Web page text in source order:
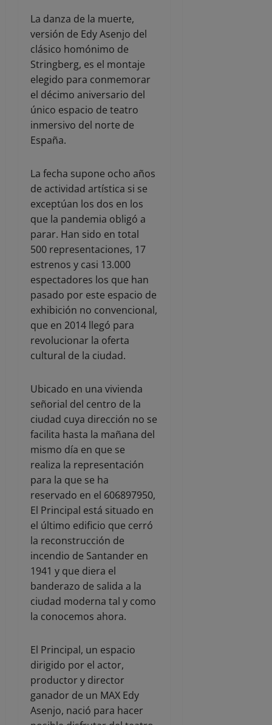
La danza de la muerte,
versión de Edy Asenjo del
clásico homónimo de
Stringberg, es el montaje
elegido para conmemorar
el décimo aniversario del
único espacio de teatro
inmersivo del norte de
España.
La fecha supone ocho años
de actividad artística si se
exceptúan los dos en los
que la pandemia obligó a
parar. Han sido en total
500 representaciones, 17
estrenos y casi 13.000
espectadores los que han
pasado por este espacio de
exhibición no convencional,
que en 2014 llegó para
revolucionar la oferta
cultural de la ciudad.
Ubicado en una vivienda
señorial del centro de la
ciudad cuya dirección no se
facilita hasta la mañana del
mismo día en que se
realiza la representación
para la que se ha
reservado en el 606897950,
El Principal está situado en
el último edificio que cerró
la reconstrucción de
incendio de Santander en
1941 y que diera el
banderazo de salida a la
ciudad moderna tal y como
la conocemos ahora.
El Principal, un espacio
dirigido por el actor,
productor y director
ganador de un MAX Edy
Asenjo, nació para hacer